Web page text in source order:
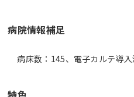
病院情報補足
病床数：145、電子カルテ導